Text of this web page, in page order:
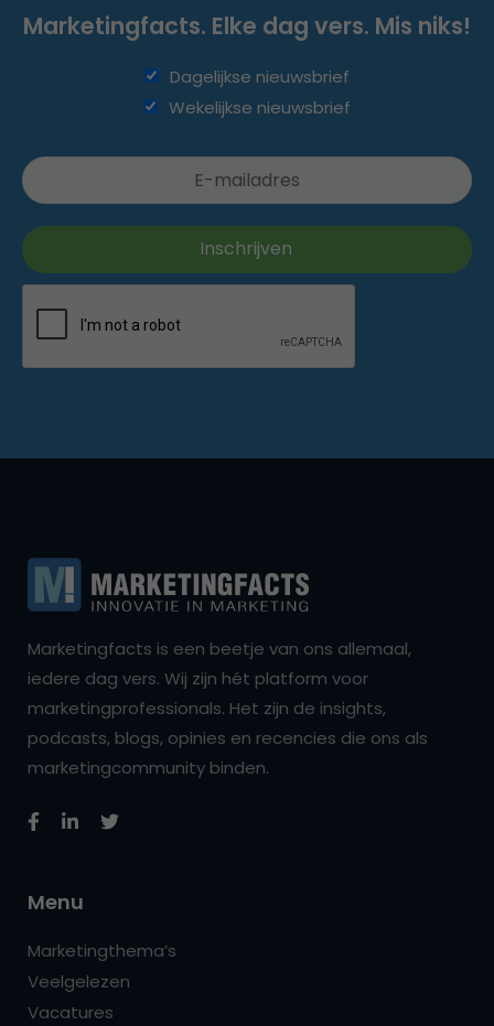
Marketingfacts. Elke dag vers. Mis niks!
Dagelijkse nieuwsbrief
Wekelijkse nieuwsbrief
Marketingfacts is een beetje van ons allemaal,
iedere dag vers. Wij zijn hét platform voor
marketingprofessionals. Het zijn de insights,
podcasts, blogs, opinies en recencies die ons als
marketingcommunity binden.
Menu
Marketingthema’s
Veelgelezen
Vacatures